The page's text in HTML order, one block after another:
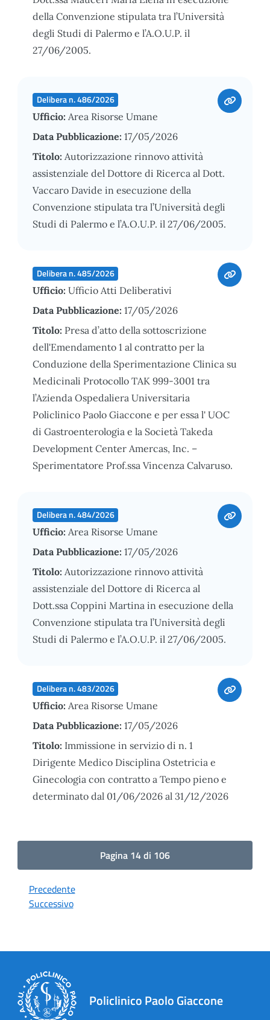
della Convenzione stipulata tra l’Università
degli Studi di Palermo e l’A.O.U.P. il
27/06/2005.
Delibera n. 486/2026
Ufficio: Area Risorse Umane
Data Pubblicazione: 17/05/2026
Titolo: Autorizzazione rinnovo attività
assistenziale del Dottore di Ricerca al Dott.
Vaccaro Davide in esecuzione della
Convenzione stipulata tra l’Università degli
Studi di Palermo e l’A.O.U.P. il 27/06/2005.
Delibera n. 485/2026
Ufficio: Ufficio Atti Deliberativi
Data Pubblicazione: 17/05/2026
Titolo: Presa d’atto della sottoscrizione
dell'Emendamento 1 al contratto per la
Conduzione della Sperimentazione Clinica su
Medicinali Protocollo TAK 999-3001 tra
l’Azienda Ospedaliera Universitaria
Policlinico Paolo Giaccone e per essa l' UOC
di Gastroenterologia e la Società Takeda
Development Center Amercas, Inc. –
Sperimentatore Prof.ssa Vincenza Calvaruso.
Delibera n. 484/2026
Ufficio: Area Risorse Umane
Data Pubblicazione: 17/05/2026
Titolo: Autorizzazione rinnovo attività
assistenziale del Dottore di Ricerca al
Dott.ssa Coppini Martina in esecuzione della
Convenzione stipulata tra l’Università degli
Studi di Palermo e l’A.O.U.P. il 27/06/2005.
Delibera n. 483/2026
Ufficio: Area Risorse Umane
Data Pubblicazione: 17/05/2026
Titolo: Immissione in servizio di n. 1
Dirigente Medico Disciplina Ostetricia e
Ginecologia con contratto a Tempo pieno e
determinato dal 01/06/2026 al 31/12/2026
Pagina 14 di 106
Precedente
Successivo
Policlinico Paolo Giaccone